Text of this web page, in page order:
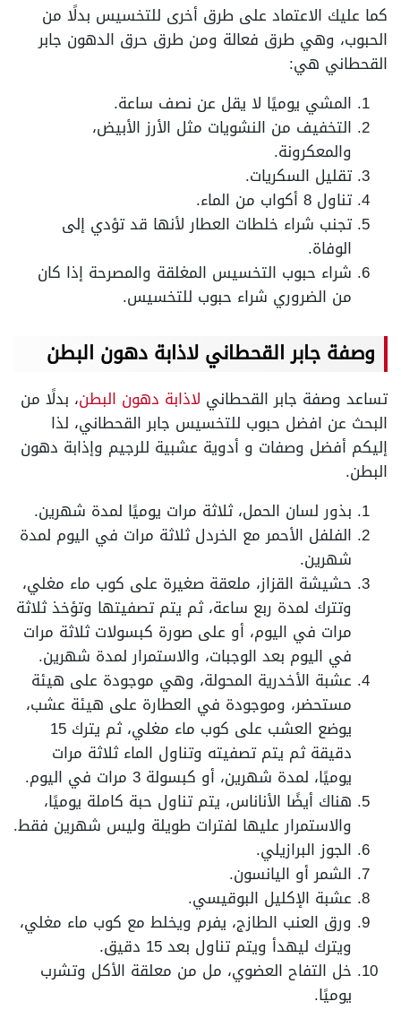
كما عليك الاعتماد على طرق أخرى للتخسيس بدلًا من
الحبوب، وهي طرق فعالة ومن طرق حرق الدهون جابر
القحطاني هي:
المشي يوميًا لا يقل عن نصف ساعة.
التخفيف من النشويات مثل الأرز الأبيض،
والمعكرونة.
تقليل السكريات.
تناول 8 أكواب من الماء.
تجنب شراء خلطات العطار لأنها قد تؤدي إلى
الوفاة.
شراء حبوب التخسيس المغلقة والمصرحة إذا كان
من الضروري شراء حبوب للتخسيس.
وصفة جابر القحطاني لاذابة دهون البطن
تساعد وصفة جابر القحطاني لاذابة دهون البطن، بدلًا من
البحث عن افضل حبوب للتخسيس جابر القحطاني، لذا
إليكم أفضل وصفات و أدوية عشبية للرجيم وإذابة دهون
البطن.
بذور لسان الحمل، ثلاثة مرات يوميًا لمدة شهرين.
الفلفل الأحمر مع الخردل ثلاثة مرات في اليوم لمدة
شهرين.
حشيشة القزاز، ملعقة صغيرة على كوب ماء مغلي،
وتترك لمدة ربع ساعة، ثم يتم تصفيتها وتؤخذ ثلاثة
مرات في اليوم، أو على صورة كبسولات ثلاثة مرات
في اليوم بعد الوجبات، والاستمرار لمدة شهرين.
عشبة الأخدرية المحولة، وهي موجودة على هيئة
مستحضر، وموجودة في العطارة على هيئة عشب،
يوضع العشب على كوب ماء مغلي، ثم يترك 15
دقيقة ثم يتم تصفيته وتناول الماء ثلاثة مرات
يوميًا، لمدة شهرين، أو كبسولة 3 مرات في اليوم.
هناك أيضًا الأناناس، يتم تناول حبة كاملة يوميًا،
والاستمرار عليها لفترات طويلة وليس شهرين فقط.
الجوز البرازيلي.
الشمر أو اليانسون.
عشبة الإكليل البوقيسي.
ورق العنب الطازج، يفرم ويخلط مع كوب ماء مغلي،
ويترك ليهدأ ويتم تناول بعد 15 دقيق.
خل التفاح العضوي، مل من معلقة الأكل وتشرب
يوميًا.